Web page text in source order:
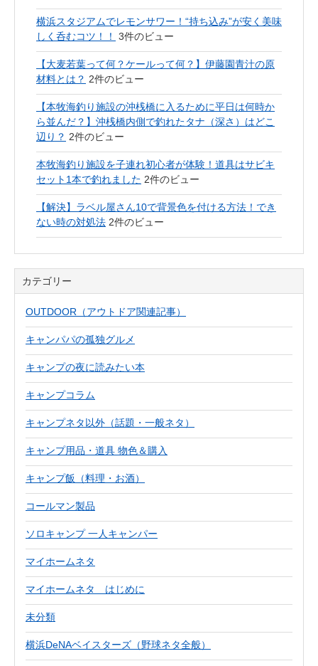
横浜スタジアムでレモンサワー！“持ち込み”が安く美味
しく呑むコツ！！
3件のビュー
【大麦若葉って何？ケールって何？】伊藤園青汁の原
材料とは？ 2件のビュー
【本牧海釣り施設の沖桟橋に入るために平日は何時か
ら並んだ？】沖桟橋内側で釣れたタナ（深さ）はどこ
辺り？ 2件のビュー
本牧海釣り施設を子連れ初心者が体験！道具はサビキ
セット1本で釣れました 2件のビュー
【解決】ラベル屋さん10で背景色を付ける方法！でき
ない時の対処法 2件のビュー
カテゴリー
OUTDOOR（アウトドア関連記事）
キャンパパの孤独グルメ
キャンプの夜に読みたい本
キャンプコラム
キャンプネタ以外（話題・一般ネタ）
キャンプ用品・道具 物色＆購入
キャンプ飯（料理・お酒）
コールマン製品
ソロキャンプ 一人キャンパー
マイホームネタ
マイホームネタ はじめに
未分類
横浜DeNAベイスターズ（野球ネタ全般）